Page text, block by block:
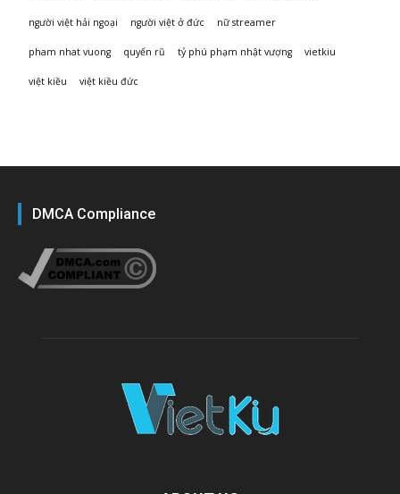
người việt hải ngoại người việt ở đức nữ streamer
pham nhat vuong quyến rũ tỷ phú phạm nhật vượng vietkiu
việt kiều việt kiều đức
DMCA Compliance